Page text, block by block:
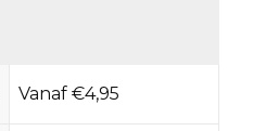
Vanaf €4,95